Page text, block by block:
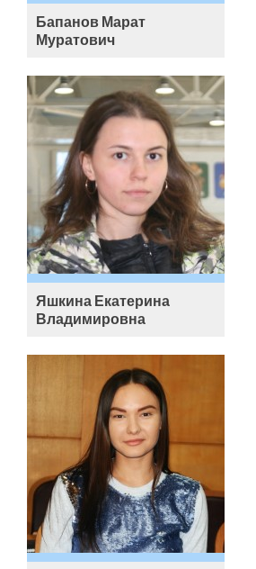
Бапанов Марат
Муратович
Яшкина Екатерина
Владимировна